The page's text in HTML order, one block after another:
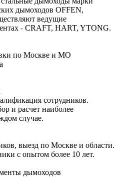
дымоходов OFFEN,
ведущие
- CRAFT, HART, YTONG.
по Москве и МО
сотрудников.
и расчет наиболее
случае.
выезд по Москве и области.
с опытом более 10 лет.
дымоходов